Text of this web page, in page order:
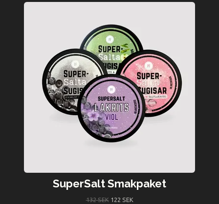
SuperSalt Smakpaket
132 SEK 122 SEK